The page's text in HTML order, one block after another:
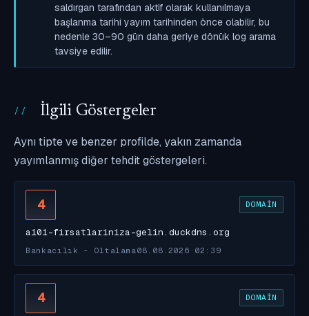
saldırgan tarafından aktif olarak kullanılmaya
başlanma tarihi yayım tarihinden önce olabilir, bu
nedenle 30–90 gün daha geriye dönük log arama
tavsiye edilir.
İlgili Göstergeler
Aynı tipte ve benzer profilde, yakın zamanda
yayımlanmış diğer tehdit göstergeleri.
4 DOMAIN
a101-firsatlariniza-gelin.duckdns.org
Bankacılık - Oltalama 08.08.2026 02:39
4 DOMAIN